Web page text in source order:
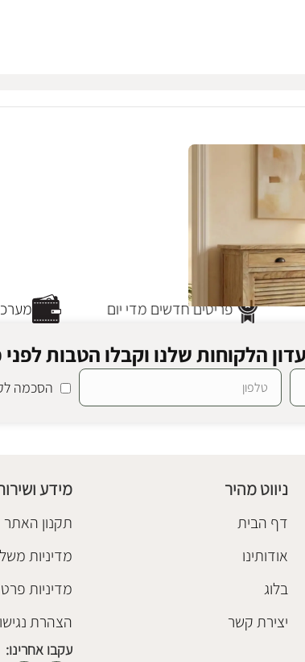
פריטים חדשים מדי יום
הלקוחות שלנו וקבלו הטבות
הסכמה
ניווט מהיר
דף הבית
אודותינו
בלוג
יצירת קשר
מידע
תקנון האתר
מדיניות
מדיניות
הצהרת
עקבו אחרינו: